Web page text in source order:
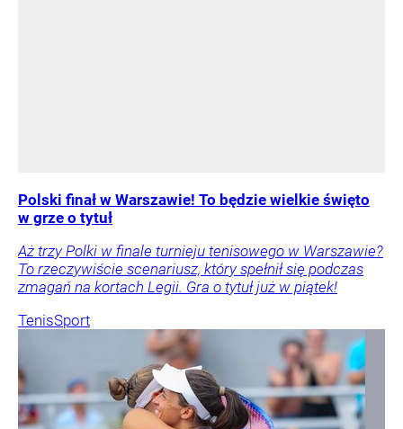
Polski finał w Warszawie! To będzie wielkie święto
w grze o tytuł
Aż trzy Polki w finale turnieju tenisowego w Warszawie?
To rzeczywiście scenariusz, który spełnił się podczas
zmagań na kortach Legii. Gra o tytuł już w piątek!
TenisSport